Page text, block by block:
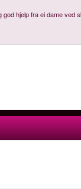
hjelp fra ei dame